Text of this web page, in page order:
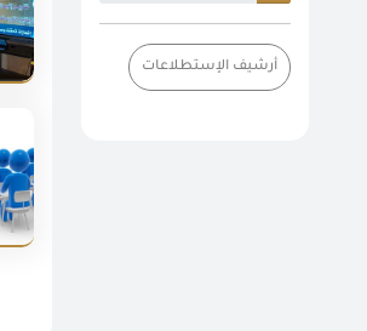
أرشيف الإستطلاعات